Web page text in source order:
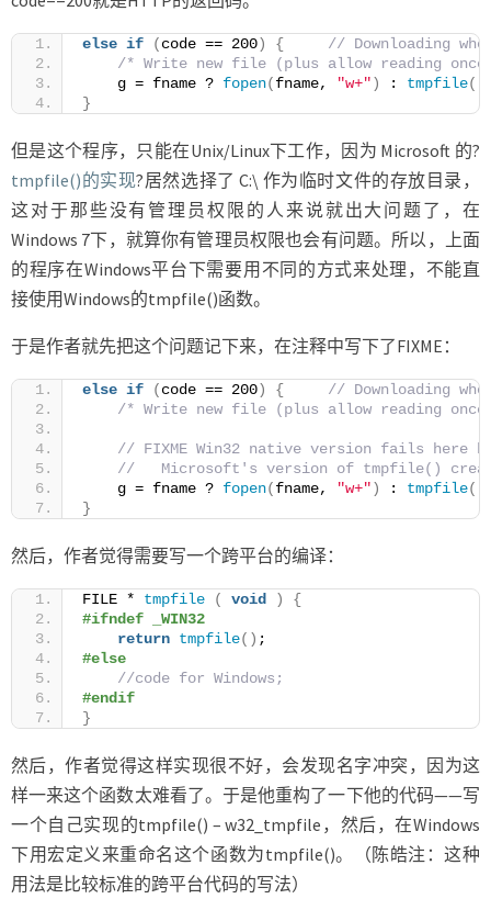
else if (code == 200) {
// Downloading
/* Write new file (plus allow reading
    g = fname ?
fopen(fname, "w+") : tmpfile()
}
但是这个程序，只能在Unix/Linux下工作，因为 Microsoft 的?
tmpfile()的实现?居然选择了 C:\ 作为临时文件的存放目录，
这对于那些没有管理员权限的人来说就出大问题了，在
Windows 7下，就算你有管理员权限也会有问题。所以，上面
的程序在Windows平台下需要用不同的方式来处理，不能直
接使用Windows的tmpfile()函数。
于是作者就先把这个问题记下来，在注释中写下了FIXME：
else if (code == 200) {
// Downloading
/* Write new file (plus allow reading
// FIXME Win32 native version fails here
//   Microsoft's version of tmpfile()
    g = fname ?
fopen(fname, "w+") : tmpfile()
}
然后，作者觉得需要写一个跨平台的编译：
FILE * tmpfile ( void )
{
#ifndef _WIN32
return tmpfile() ;
#else
//code for Windows;
#endif
}
然后，作者觉得这样实现很不好，会发现名字冲突，因为这
样一来这个函数太难看了。于是他重构了一下他的代码——写
一个自己实现的tmpfile() – w32_tmpfile，然后，在Windows
下用宏定义来重命名这个函数为tmpfile()。（陈皓注：这种
用法是比较标准的跨平台代码的写法）